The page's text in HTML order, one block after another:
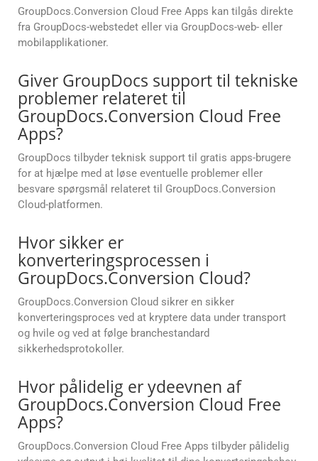
GroupDocs.Conversion Cloud Free Apps kan tilgås direkte
fra GroupDocs-webstedet eller via GroupDocs-web- eller
mobilapplikationer.
Giver GroupDocs support til tekniske
problemer relateret til
GroupDocs.Conversion Cloud Free
Apps?
GroupDocs tilbyder teknisk support til gratis apps-brugere
for at hjælpe med at løse eventuelle problemer eller
besvare spørgsmål relateret til GroupDocs.Conversion
Cloud-platformen.
Hvor sikker er
konverteringsprocessen i
GroupDocs.Conversion Cloud?
GroupDocs.Conversion Cloud sikrer en sikker
konverteringsproces ved at kryptere data under transport
og hvile og ved at følge branchestandard
sikkerhedsprotokoller.
Hvor pålidelig er ydeevnen af
GroupDocs.Conversion Cloud Free
Apps?
GroupDocs.Conversion Cloud Free Apps tilbyder pålidelig